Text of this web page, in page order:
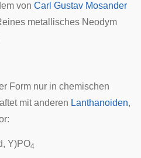
von Carl Gustav Mosander
metallisches Neodym
Form nur in chemischen
mit anderen Lanthanoiden,
Y)PO4